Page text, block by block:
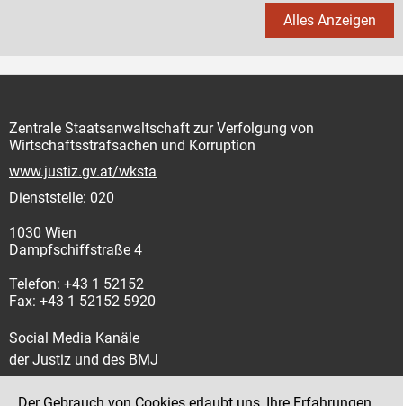
Alles Anzeigen
Zentrale Staatsanwaltschaft zur Verfolgung von
Wirtschaftsstrafsachen und Korruption
www.justiz.gv.at/wksta
Dienststelle: 020
1030 Wien
Dampfschiffstraße 4
Telefon: +43 1 52152
Fax: +43 1 52152 5920
Social Media Kanäle
der Justiz und des BMJ